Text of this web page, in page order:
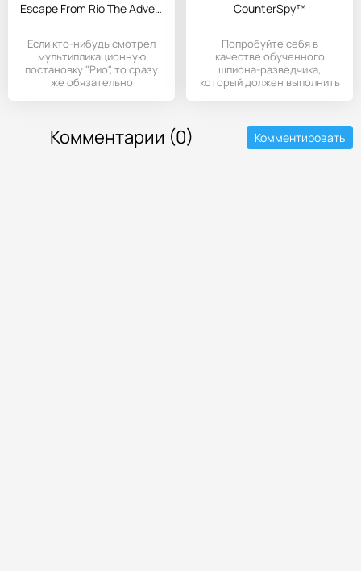
Escape From Rio The Adventure
Если кто-нибудь смотрел
мультипликационную
постановку "Рио", то сразу
же обязательно
CounterSpy™
Попробуйте себя в
качестве обученного
шпиона-разведчика,
который должен выполнить
Комментарии (0) Комментировать